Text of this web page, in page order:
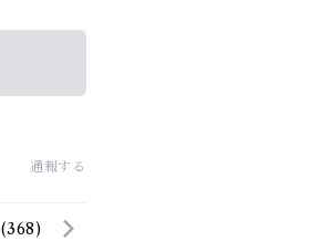
通報する
(368)